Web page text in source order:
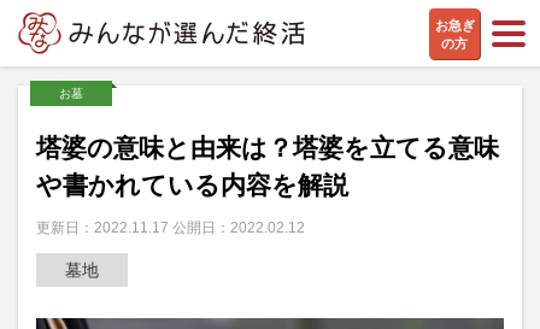
お急ぎ
の方
お墓
塔婆の意味と由来は？塔婆を立てる意味
や書かれている内容を解説
更新日：2022.11.17 公開日：2022.02.12
墓地